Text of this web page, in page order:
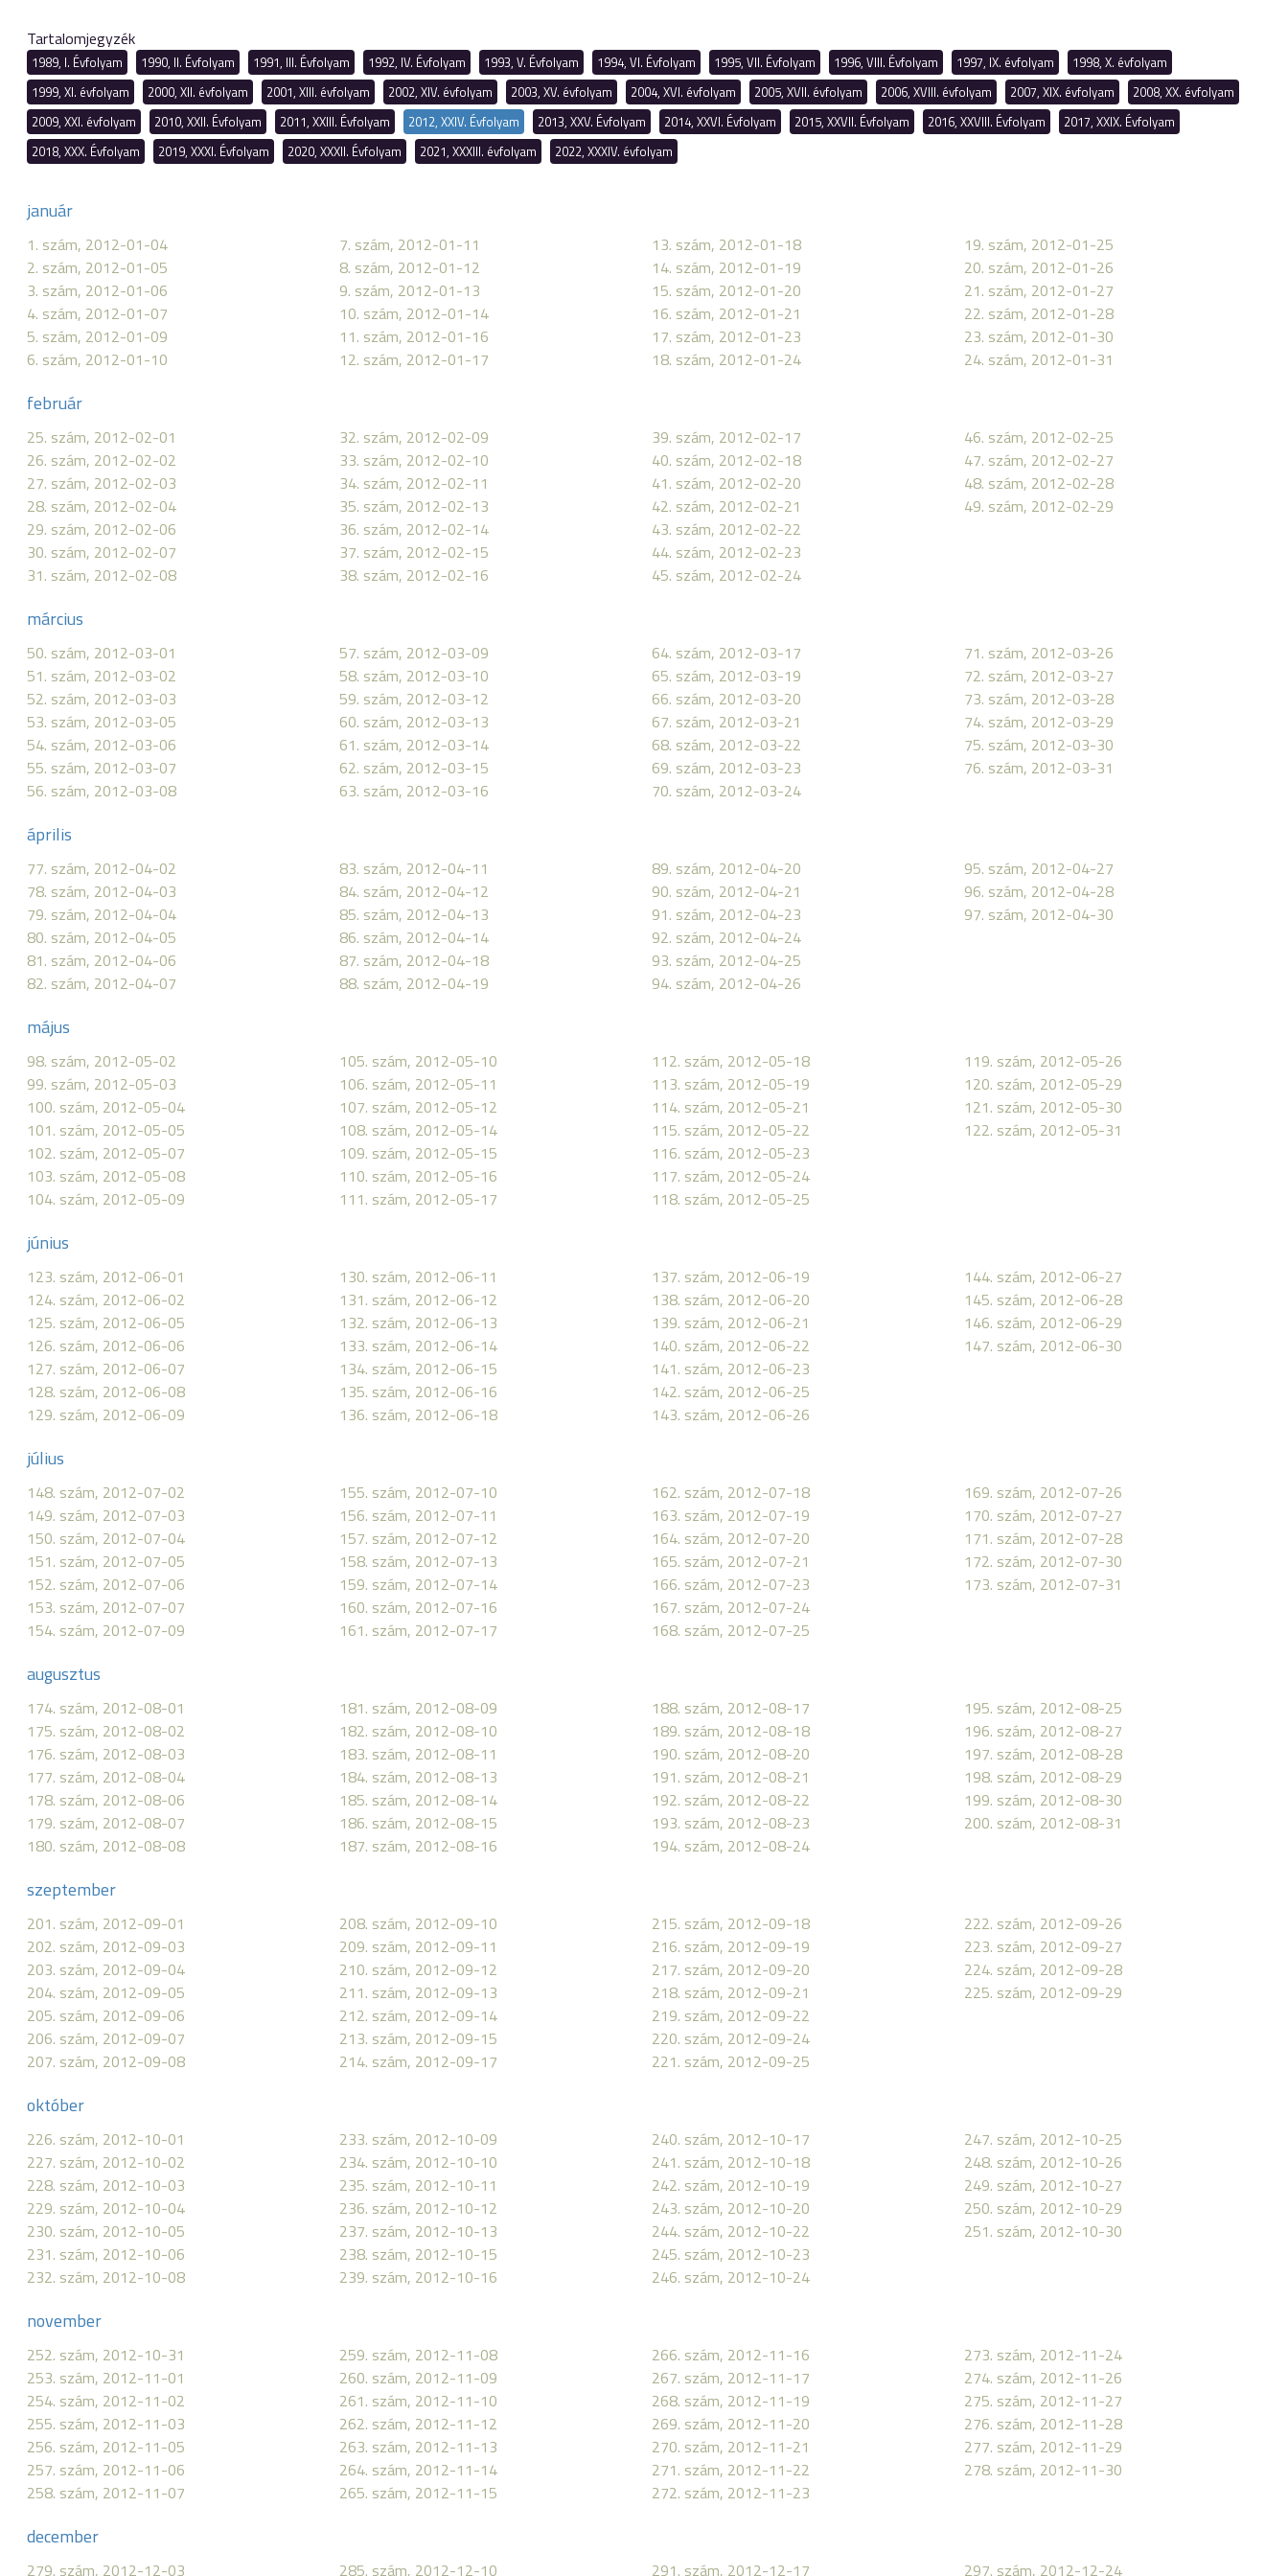
Tartalomjegyzék
1989, I. Évfolyam 1990, II. Évfolyam 1991, III. Évfolyam 1992, IV. Évfolyam 1993, V. Évfolyam 1994, VI. Évfolyam 1995, VII. Évfolyam 1996, VIII. Évfolyam 1997, IX. évfolyam
1998, X. évfolyam
1999, XI. évfolyam
2000, XII. évfolyam 2001, XIII. évfolyam 2002, XIV. évfolyam 2003, XV. évfolyam 2004, XVI. évfolyam 2005, XVII. évfolyam 2006, XVIII. évfolyam 2007, XIX. évfolyam
2008, XX. évfolyam
2009, XXI. évfolyam
2010, XXII. Évfolyam 2011, XXIII. Évfolyam 2012, XXIV. Évfolyam 2013, XXV. Évfolyam 2014, XXVI. Évfolyam 2015, XXVII. Évfolyam 2016, XXVIII. Évfolyam
2017, XXIX. Évfolyam
2018, XXX. Évfolyam
2019, XXXI. Évfolyam 2020, XXXII. Évfolyam 2021, XXXIII. évfolyam 2022, XXXIV. évfolyam
január
1. szám, 2012-01-04
2. szám, 2012-01-05
3. szám, 2012-01-06
4. szám, 2012-01-07
5. szám, 2012-01-09
6. szám, 2012-01-10
7. szám, 2012-01-11
8. szám, 2012-01-12
9. szám, 2012-01-13
10. szám, 2012-01-14
11. szám, 2012-01-16
12. szám, 2012-01-17
13. szám, 2012-01-18
14. szám, 2012-01-19
15. szám, 2012-01-20
16. szám, 2012-01-21
17. szám, 2012-01-23
18. szám, 2012-01-24
19. szám, 2012-01-25
20. szám, 2012-01-26
21. szám, 2012-01-27
22. szám, 2012-01-28
23. szám, 2012-01-30
24. szám, 2012-01-31
február
25. szám, 2012-02-01
26. szám, 2012-02-02
27. szám, 2012-02-03
28. szám, 2012-02-04
29. szám, 2012-02-06
30. szám, 2012-02-07
31. szám, 2012-02-08
32. szám, 2012-02-09
33. szám, 2012-02-10
34. szám, 2012-02-11
35. szám, 2012-02-13
36. szám, 2012-02-14
37. szám, 2012-02-15
38. szám, 2012-02-16
39. szám, 2012-02-17
40. szám, 2012-02-18
41. szám, 2012-02-20
42. szám, 2012-02-21
43. szám, 2012-02-22
44. szám, 2012-02-23
45. szám, 2012-02-24
46. szám, 2012-02-25
47. szám, 2012-02-27
48. szám, 2012-02-28
49. szám, 2012-02-29
március
50. szám, 2012-03-01
51. szám, 2012-03-02
52. szám, 2012-03-03
53. szám, 2012-03-05
54. szám, 2012-03-06
55. szám, 2012-03-07
56. szám, 2012-03-08
57. szám, 2012-03-09
58. szám, 2012-03-10
59. szám, 2012-03-12
60. szám, 2012-03-13
61. szám, 2012-03-14
62. szám, 2012-03-15
63. szám, 2012-03-16
64. szám, 2012-03-17
65. szám, 2012-03-19
66. szám, 2012-03-20
67. szám, 2012-03-21
68. szám, 2012-03-22
69. szám, 2012-03-23
70. szám, 2012-03-24
71. szám, 2012-03-26
72. szám, 2012-03-27
73. szám, 2012-03-28
74. szám, 2012-03-29
75. szám, 2012-03-30
76. szám, 2012-03-31
április
77. szám, 2012-04-02
78. szám, 2012-04-03
79. szám, 2012-04-04
80. szám, 2012-04-05
81. szám, 2012-04-06
82. szám, 2012-04-07
83. szám, 2012-04-11
84. szám, 2012-04-12
85. szám, 2012-04-13
86. szám, 2012-04-14
87. szám, 2012-04-18
88. szám, 2012-04-19
89. szám, 2012-04-20
90. szám, 2012-04-21
91. szám, 2012-04-23
92. szám, 2012-04-24
93. szám, 2012-04-25
94. szám, 2012-04-26
95. szám, 2012-04-27
96. szám, 2012-04-28
97. szám, 2012-04-30
május
98. szám, 2012-05-02
99. szám, 2012-05-03
100. szám, 2012-05-04
101. szám, 2012-05-05
102. szám, 2012-05-07
103. szám, 2012-05-08
104. szám, 2012-05-09
105. szám, 2012-05-10
106. szám, 2012-05-11
107. szám, 2012-05-12
108. szám, 2012-05-14
109. szám, 2012-05-15
110. szám, 2012-05-16
111. szám, 2012-05-17
112. szám, 2012-05-18
113. szám, 2012-05-19
114. szám, 2012-05-21
115. szám, 2012-05-22
116. szám, 2012-05-23
117. szám, 2012-05-24
118. szám, 2012-05-25
119. szám, 2012-05-26
120. szám, 2012-05-29
121. szám, 2012-05-30
122. szám, 2012-05-31
június
123. szám, 2012-06-01
124. szám, 2012-06-02
125. szám, 2012-06-05
126. szám, 2012-06-06
127. szám, 2012-06-07
128. szám, 2012-06-08
129. szám, 2012-06-09
130. szám, 2012-06-11
131. szám, 2012-06-12
132. szám, 2012-06-13
133. szám, 2012-06-14
134. szám, 2012-06-15
135. szám, 2012-06-16
136. szám, 2012-06-18
137. szám, 2012-06-19
138. szám, 2012-06-20
139. szám, 2012-06-21
140. szám, 2012-06-22
141. szám, 2012-06-23
142. szám, 2012-06-25
143. szám, 2012-06-26
144. szám, 2012-06-27
145. szám, 2012-06-28
146. szám, 2012-06-29
147. szám, 2012-06-30
július
148. szám, 2012-07-02
149. szám, 2012-07-03
150. szám, 2012-07-04
151. szám, 2012-07-05
152. szám, 2012-07-06
153. szám, 2012-07-07
154. szám, 2012-07-09
155. szám, 2012-07-10
156. szám, 2012-07-11
157. szám, 2012-07-12
158. szám, 2012-07-13
159. szám, 2012-07-14
160. szám, 2012-07-16
161. szám, 2012-07-17
162. szám, 2012-07-18
163. szám, 2012-07-19
164. szám, 2012-07-20
165. szám, 2012-07-21
166. szám, 2012-07-23
167. szám, 2012-07-24
168. szám, 2012-07-25
169. szám, 2012-07-26
170. szám, 2012-07-27
171. szám, 2012-07-28
172. szám, 2012-07-30
173. szám, 2012-07-31
augusztus
174. szám, 2012-08-01
175. szám, 2012-08-02
176. szám, 2012-08-03
177. szám, 2012-08-04
178. szám, 2012-08-06
179. szám, 2012-08-07
180. szám, 2012-08-08
181. szám, 2012-08-09
182. szám, 2012-08-10
183. szám, 2012-08-11
184. szám, 2012-08-13
185. szám, 2012-08-14
186. szám, 2012-08-15
187. szám, 2012-08-16
188. szám, 2012-08-17
189. szám, 2012-08-18
190. szám, 2012-08-20
191. szám, 2012-08-21
192. szám, 2012-08-22
193. szám, 2012-08-23
194. szám, 2012-08-24
195. szám, 2012-08-25
196. szám, 2012-08-27
197. szám, 2012-08-28
198. szám, 2012-08-29
199. szám, 2012-08-30
200. szám, 2012-08-31
szeptember
201. szám, 2012-09-01
202. szám, 2012-09-03
203. szám, 2012-09-04
204. szám, 2012-09-05
205. szám, 2012-09-06
206. szám, 2012-09-07
207. szám, 2012-09-08
208. szám, 2012-09-10
209. szám, 2012-09-11
210. szám, 2012-09-12
211. szám, 2012-09-13
212. szám, 2012-09-14
213. szám, 2012-09-15
214. szám, 2012-09-17
215. szám, 2012-09-18
216. szám, 2012-09-19
217. szám, 2012-09-20
218. szám, 2012-09-21
219. szám, 2012-09-22
220. szám, 2012-09-24
221. szám, 2012-09-25
222. szám, 2012-09-26
223. szám, 2012-09-27
224. szám, 2012-09-28
225. szám, 2012-09-29
október
226. szám, 2012-10-01
227. szám, 2012-10-02
228. szám, 2012-10-03
229. szám, 2012-10-04
230. szám, 2012-10-05
231. szám, 2012-10-06
232. szám, 2012-10-08
233. szám, 2012-10-09
234. szám, 2012-10-10
235. szám, 2012-10-11
236. szám, 2012-10-12
237. szám, 2012-10-13
238. szám, 2012-10-15
239. szám, 2012-10-16
240. szám, 2012-10-17
241. szám, 2012-10-18
242. szám, 2012-10-19
243. szám, 2012-10-20
244. szám, 2012-10-22
245. szám, 2012-10-23
246. szám, 2012-10-24
247. szám, 2012-10-25
248. szám, 2012-10-26
249. szám, 2012-10-27
250. szám, 2012-10-29
251. szám, 2012-10-30
november
252. szám, 2012-10-31
253. szám, 2012-11-01
254. szám, 2012-11-02
255. szám, 2012-11-03
256. szám, 2012-11-05
257. szám, 2012-11-06
258. szám, 2012-11-07
259. szám, 2012-11-08
260. szám, 2012-11-09
261. szám, 2012-11-10
262. szám, 2012-11-12
263. szám, 2012-11-13
264. szám, 2012-11-14
265. szám, 2012-11-15
266. szám, 2012-11-16
267. szám, 2012-11-17
268. szám, 2012-11-19
269. szám, 2012-11-20
270. szám, 2012-11-21
271. szám, 2012-11-22
272. szám, 2012-11-23
273. szám, 2012-11-24
274. szám, 2012-11-26
275. szám, 2012-11-27
276. szám, 2012-11-28
277. szám, 2012-11-29
278. szám, 2012-11-30
december
279. szám, 2012-12-03 285. szám, 2012-12-10 291. szám, 2012-12-17 297. szám, 2012-12-24